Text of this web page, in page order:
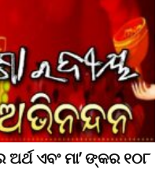
ଅର୍ଥ ଏବଂ ମା’ ଙ୍କର ୧୦୮